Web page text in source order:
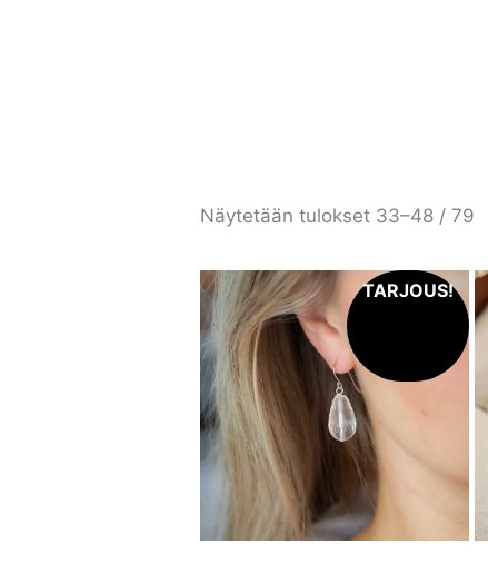
Näytetään tulokset 33–48 / 79